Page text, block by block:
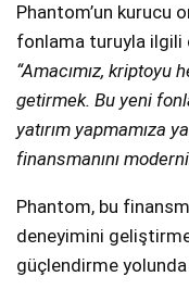
Phantom’un kurucu
fonlama turuyla ilgili
“Amacımız,
getirmek. Bu yeni
yatırım yapmamıza
finansmanını
Phantom, bu
deneyimini
güçlendirme